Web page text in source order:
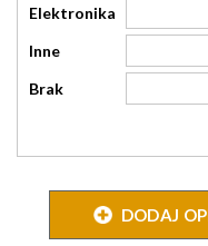
Elektronika
Inne
Brak
DODAJ